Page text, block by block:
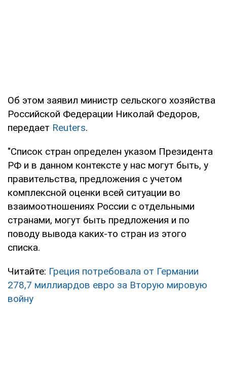
Об этом заявил министр сельского хозяйства
Российской Федерации Николай Федоров,
передает Reuters.
"Список стран определен указом Президента
РФ и в данном контексте у нас могут быть, у
правительства, предложения с учетом
комплексной оценки всей ситуации во
взаимоотношениях России с отдельными
странами, могут быть предложения и по
поводу вывода каких-то стран из этого
списка.
Читайте: Греция потребовала от Германии
278,7 миллиардов евро за Вторую мировую
войну